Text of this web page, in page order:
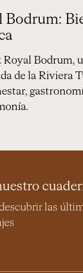
Bodrum:
Bodrum,
de la Riviera
las